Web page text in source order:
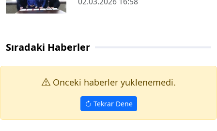
Sıradaki Haberler
Onceki haberler yuklenemedi.
Tekrar Dene